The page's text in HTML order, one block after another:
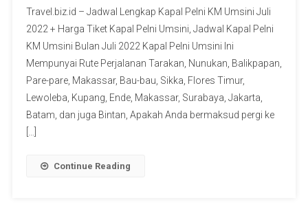
Travel.biz.id – Jadwal Lengkap Kapal Pelni KM Umsini Juli
2022 + Harga Tiket Kapal Pelni Umsini, Jadwal Kapal Pelni
KM Umsini Bulan Juli 2022 Kapal Pelni Umsini Ini
Mempunyai Rute Perjalanan Tarakan, Nunukan, Balikpapan,
Pare-pare, Makassar, Bau-bau, Sikka, Flores Timur,
Lewoleba, Kupang, Ende, Makassar, Surabaya, Jakarta,
Batam, dan juga Bintan, Apakah Anda bermaksud pergi ke
Continue Reading